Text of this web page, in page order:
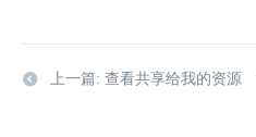
上一篇: 查看共享给我的资源